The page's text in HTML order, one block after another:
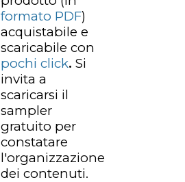
formato PDF)
acquistabile e
scaricabile con
pochi click. Si
invita a
scaricarsi il
sampler
gratuito per
constatare
l'organizzazione
dei contenuti.